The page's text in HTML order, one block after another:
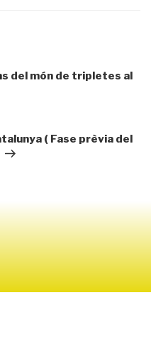
del món de tripletes al
( Fase prèvia del